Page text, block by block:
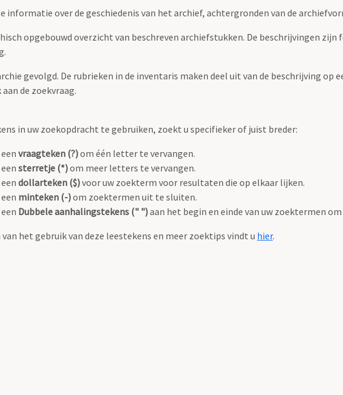
over de geschiedenis van het archief, achtergronden van de
opgebouwd overzicht van beschreven archiefstukken. De beschrijvingen
gevolgd. De rubrieken in de inventaris maken deel uit van de beschrijving op
de zoekvraag.
in uw zoekopdracht te gebruiken, zoekt u specifieker of juist breder:
vraagteken (?)om één letter te vervangen.
sterretje (*)om meer letters te vervangen.
dollarteken ($)voor uw zoekterm voor resultaten die op elkaar lijken.
minteken (-)om zoektermen uit te sluiten.
Dubbele aanhalingstekens (" ")aan het begin en einde van uw zoektermen
het gebruik van deze leestekens en meer zoektips vindt u hier.